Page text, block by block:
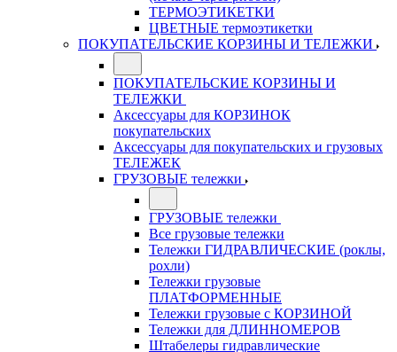
ТЕРМОЭТИКЕТКИ
ЦВЕТНЫЕ термоэтикетки
ПОКУПАТЕЛЬСКИЕ КОРЗИНЫ И ТЕЛЕЖКИ
ПОКУПАТЕЛЬСКИЕ КОРЗИНЫ И
ТЕЛЕЖКИ
Аксессуары для КОРЗИНОК
покупательских
Аксессуары для покупательских и грузовых
ТЕЛЕЖЕК
ГРУЗОВЫЕ тележки
ГРУЗОВЫЕ тележки
Все грузовые тележки
Тележки ГИДРАВЛИЧЕСКИЕ (роклы,
рохли)
Тележки грузовые
ПЛАТФОРМЕННЫЕ
Тележки грузовые с КОРЗИНОЙ
Тележки для ДЛИННОМЕРОВ
Штабелеры гидравлические